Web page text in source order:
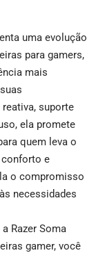
uma evolução
para gamers,
mais
suporte
ela promete
quem leva o
conforto e
o compromisso
necessidades
Razer Soma
gamer, você